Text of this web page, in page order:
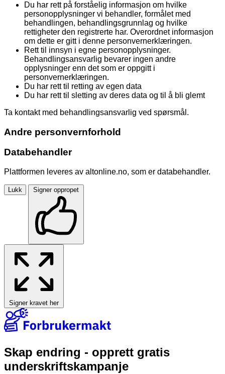
Du har rett på forståelig informasjon om hvilke
personopplysninger vi behandler, formålet med
behandlingen, behandlingsgrunnlag og hvilke
rettigheter den registrerte har. Overordnet informasjon
om dette er gitt i denne personvernerklæringen.
Rett til innsyn i egne personopplysninger.
Behandlingsansvarlig bevarer ingen andre
opplysninger enn det som er oppgitt i
personvernerklæringen.
Du har rett til retting av egen data
Du har rett til sletting av deres data og til å bli glemt
Ta kontakt med behandlingsansvarlig ved spørsmål.
Andre personvernforhold
Databehandler
Plattformen leveres av altonline.no, som er databehandler.
Lukk Signer oppropet
Signer kravet her
Skap endring - opprett gratis
underskriftskampanje